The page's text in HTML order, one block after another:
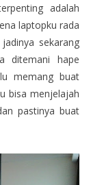
adalah
laptopku rada
sekarang
ditemani hape
memang buat
bisa menjelajah
pastinya buat